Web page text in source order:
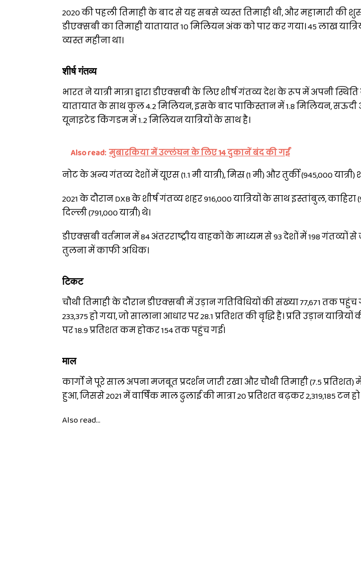
2020 की पहली तिमाही के बाद से यह सबसे व्यस्त तिमाही थी, और महामारी की
डीएक्सबी का तिमाही यातायात 10 मिलियन अंक को पार कर गया। 45 लाख
व्यस्त महीना था।
शीर्ष गंतव्य
भारत ने यात्री मात्रा द्वारा डीएक्सबी के लिए शीर्ष गंतव्य देश के रूप में अपनी
यातायात के साथ कुल 4.2 मिलियन, इसके बाद पाकिस्तान में 1.8 मिलियन,
यूनाइटेड किंगडम में 1.2 मिलियन यात्रियों के साथ है।
Also read: मुबारकिया में उल्लंघन के लिए 14 दुकानें बंद की गईं
नोट के अन्य गंतव्य देशों में यूएस (1.1 मी यात्री), मिस्र (1 मी) और तुर्की (945,000 यात्री)
2021 के दौरान DXB के शीर्ष गंतव्य शहर 916,000 यात्रियों के साथ इस्तांबुल,
दिल्ली (791,000 यात्री) थे।
डीएक्सबी वर्तमान में 84 अंतरराष्ट्रीय वाहकों के माध्यम से 93 देशों में 198 गंतव्यों
तुलना में काफी अधिक।
टिकट
चौथी तिमाही के दौरान डीएक्सबी में उड़ान गतिविधियों की संख्या 77,671 तक
233,375 हो गया, जो सालाना आधार पर 28.1 प्रतिशत की वृद्धि है। प्रति उड़ान
पर 18.9 प्रतिशत कम होकर 154 तक पहुंच गई।
माल
कार्गो ने पूरे साल अपना मजबूत प्रदर्शन जारी रखा और चौथी तिमाही (7.5 प्रतिशत)
हुआ, जिससे 2021 में वार्षिक माल ढुलाई की मात्रा 20 प्रतिशत बढ़कर 2,319,185 टन
Also read...